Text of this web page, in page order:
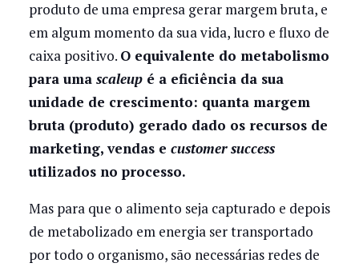
produto de uma empresa gerar margem bruta, e
em algum momento da sua vida, lucro e fluxo de
caixa positivo. O equivalente do metabolismo
para uma scaleupé a eficiência da sua
unidade de crescimento: quanta margem
bruta (produto) gerado dado os recursos de
marketing, vendas e customer success
utilizados no processo.
Mas para que o alimento seja capturado e depois
de metabolizado em energia ser transportado
por todo o organismo, são necessárias redes de